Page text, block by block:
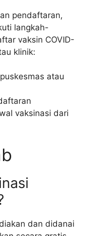
pendaftaran,
langkah-
vaksin COVID-
klinik:
atau
vaksinasi dari
dan didanai